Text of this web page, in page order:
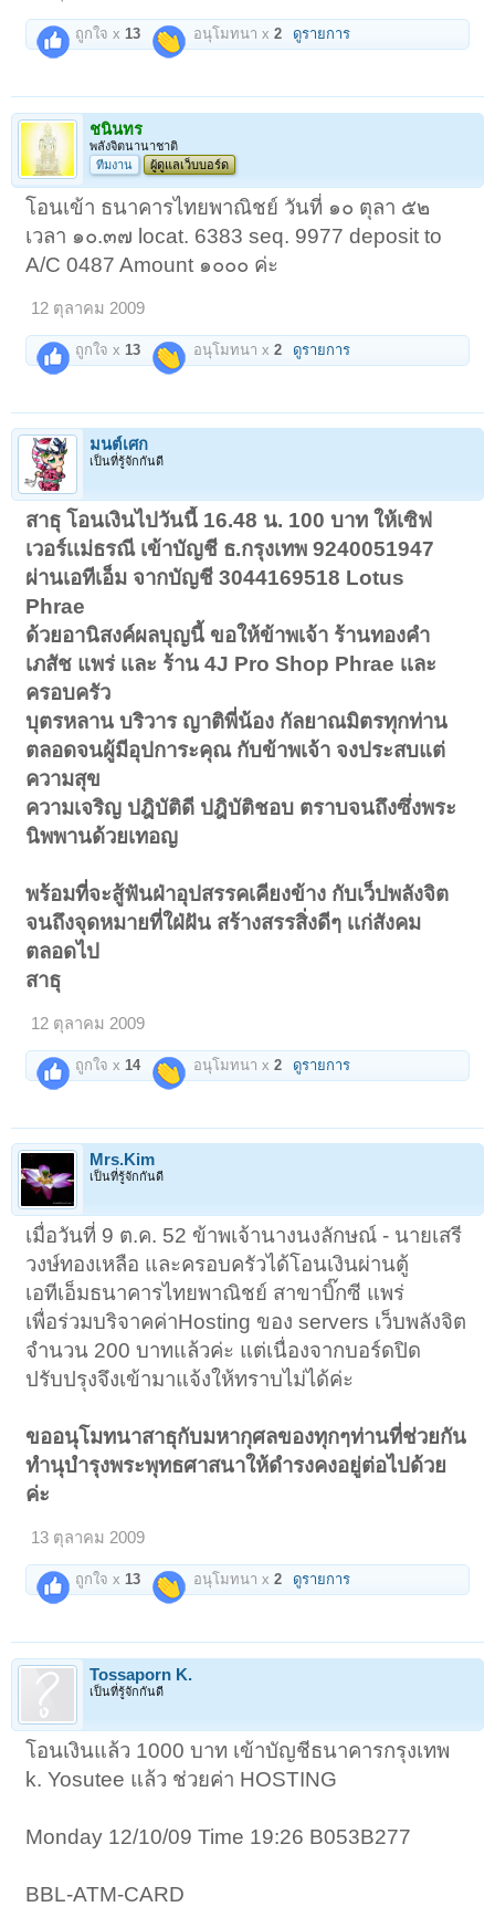
ถูกใจ x13 อนุโมทนา x2 ดูรายการ
ชนินทร
พลังจิตนานาชาติ
ทีมงาน
ผู้ดูแลเว็บบอร์ด
โอนเข้า ธนาคารไทยพาณิชย์ วันที่ ๑๐ ตุลา ๕๒
เวลา ๑๐.๓๗ locat. 6383 seq. 9977 deposit to
A/C 0487 Amount ๑๐๐๐ ค่ะ
12 ตุลาคม 2009
ถูกใจ x 13 อนุโมทนา x2 ดูรายการ
มนต์เศก
เป็นที่รู้จักกันดี
สาธุ โอนเงินไปวันนี้ 16.48 น. 100 บาท ให้เซิฟ
เวอร์เเม่ธรณี เข้าบัญชี ธ.กรุงเทพ 9240051947
ผ่านเอทีเอ็ม จากบัญชี 3044169518 Lotus
Phrae
ด้วยอานิสงค์ผลบุญนี้ ขอให้ข้าพเจ้า ร้านทองคำ
เภสัช แพร่ เเละ ร้าน 4J Pro Shop Phrae เเละ
ครอบครัว
บุตรหลาน บริวาร ญาติพี่น้อง กัลยาณมิตรทุกท่าน
ตลอดจนผู้มีอุปการะคุณ กับข้าพเจ้า จงประสบแต่
ความสุข
ความเจริญ ปฎิบัติดี ปฎิบัติชอบ ตราบจนถึงซึ่งพระ
นิพพานด้วยเทอญ
พร้อมที่จะสู้ฟันฝ่าอุปสรรคเคียงข้าง กับเว็ปพลังจิต
จนถึงจุดหมายที่ใฝ่ฝัน สร้างสรรสิ่งดีๆ เเก่สังคม
ตลอดไป
สาธุ
12 ตุลาคม 2009
ถูกใจ x 14 อนุโมทนา x2 ดูรายการ
Mrs.Kim
เป็นที่รู้จักกันดี
เมื่อวันที่ 9 ต.ค. 52 ข้าพเจ้านางนงลักษณ์ - นายเสรี
วงษ์ทองเหลือ และครอบครัวได้โอนเงินผ่านตู้
เอทีเอ็มธนาคารไทยพาณิชย์ สาขาบิ๊กซี แพร่
เพื่อร่วมบริจาคค่าHosting ของ servers เว็บพลังจิต
จำนวน 200 บาทแล้วค่ะ แต่เนื่องจากบอร์ดปิด
ปรับปรุงจึงเข้ามาแจ้งให้ทราบไม่ได้ค่ะ
ขออนุโมทนาสาธุกับมหากุศลของทุกๆท่านที่ช่วยกัน
ทำนุบำรุงพระพุทธศาสนาให้ดำรงคงอยู่ต่อไปด้วย
ค่ะ
13 ตุลาคม 2009
ถูกใจ x13 อนุโมทนา x2 ดูรายการ
Tossaporn K.
เป็นที่รู้จักกันดี
โอนเงินแล้ว 1000 บาท เข้าบัญชีธนาคารกรุงเทพ
k. Yosutee แล้ว ช่วยค่า HOSTING
Monday 12/10/09 Time 19:26 B053B277
BBL-ATM-CARD